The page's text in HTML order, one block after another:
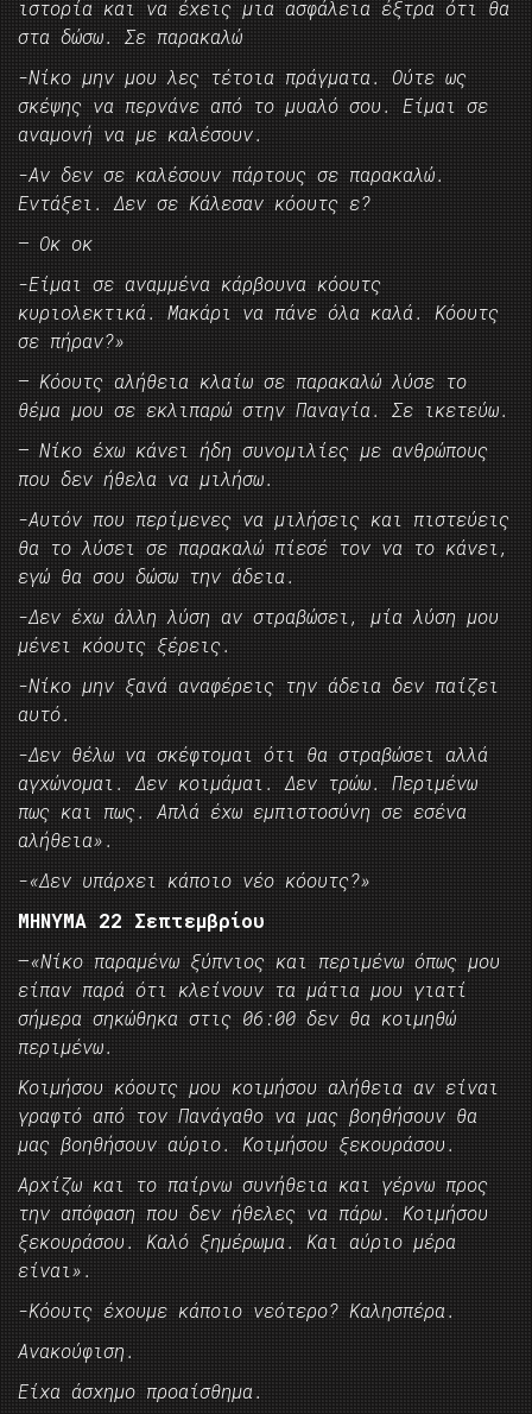
ιστορία και να έχεις μια ασφάλεια έξτρα ότι θα
στα δώσω. Σε παρακαλώ
-Νίκο μην μου λες τέτοια πράγματα. Ούτε ως
σκέψης να περνάνε από το μυαλό σου. Είμαι σε
αναμονή να με καλέσουν.
-Αν δεν σε καλέσουν πάρτους σε παρακαλώ.
Εντάξει. Δεν σε Κάλεσαν κόουτς ε?
– Οκ οκ
-Είμαι σε αναμμένα κάρβουνα κόουτς
κυριολεκτικά. Μακάρι να πάνε όλα καλά. Κόουτς
σε πήραν?»
– Κόουτς αλήθεια κλαίω σε παρακαλώ λύσε το
θέμα μου σε εκλιπαρώ στην Παναγία. Σε ικετεύω.
– Νίκο έχω κάνει ήδη συνομιλίες με ανθρώπους
που δεν ήθελα να μιλήσω.
-Αυτόν που περίμενες να μιλήσεις και πιστεύεις
θα το λύσει σε παρακαλώ πίεσέ τον να το κάνει,
εγώ θα σου δώσω την άδεια.
-Δεν έχω άλλη λύση αν στραβώσει, μία λύση μου
μένει κόουτς ξέρεις.
-Νίκο μην ξανά αναφέρεις την άδεια δεν παίζει
αυτό.
-Δεν θέλω να σκέφτομαι ότι θα στραβώσει αλλά
αγχώνομαι. Δεν κοιμάμαι. Δεν τρώω. Περιμένω
πως και πως. Απλά έχω εμπιστοσύνη σε εσένα
αλήθεια».
-«Δεν υπάρχει κάποιο νέο κόουτς?»
ΜΗΝΥΜΑ 22 Σεπτεμβρίου
–«Νίκο παραμένω ξύπνιος και περιμένω όπως μου
είπαν παρά ότι κλείνουν τα μάτια μου γιατί
σήμερα σηκώθηκα στις 06:00 δεν θα κοιμηθώ
περιμένω.
Κοιμήσου κόουτς μου κοιμήσου αλήθεια αν είναι
γραφτό από τον Πανάγαθο να μας βοηθήσουν θα
μας βοηθήσουν αύριο. Κοιμήσου ξεκουράσου.
Αρχίζω και το παίρνω συνήθεια και γέρνω προς
την απόφαση που δεν ήθελες να πάρω. Κοιμήσου
ξεκουράσου. Καλό ξημέρωμα. Και αύριο μέρα
είναι».
-Κόουτς έχουμε κάποιο νεότερο? Καλησπέρα.
Ανακούφιση.
Είχα άσχημο προαίσθημα.